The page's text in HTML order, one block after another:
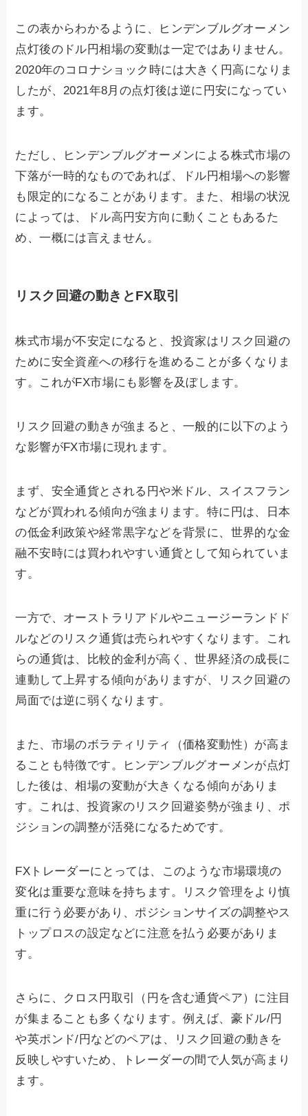
この表からわかるように、ヒンデンブルグオーメン
点灯後のドル円相場の変動は一定ではありません。
2020年のコロナショック時には大きく円高になりま
したが、2021年8月の点灯後は逆に円安になってい
ます。
ただし、ヒンデンブルグオーメンによる株式市場の
下落が一時的なものであれば、ドル円相場への影響
も限定的になることがあります。また、相場の状況
によっては、ドル高円安方向に動くこともあるた
め、一概には言えません。
リスク回避の動きとFX取引
株式市場が不安定になると、投資家はリスク回避の
ために安全資産への移行を進めることが多くなりま
す。これがFX市場にも影響を及ぼします。
リスク回避の動きが強まると、一般的に以下のよう
な影響がFX市場に現れます。
まず、安全通貨とされる円や米ドル、スイスフラン
などが買われる傾向が強まります。特に円は、日本
の低金利政策や経常黒字などを背景に、世界的な金
融不安時には買われやすい通貨として知られていま
す。
一方で、オーストラリアドルやニュージーランドド
ルなどのリスク通貨は売られやすくなります。これ
らの通貨は、比較的金利が高く、世界経済の成長に
連動して上昇する傾向がありますが、リスク回避の
局面では逆に弱くなります。
また、市場のボラティリティ（価格変動性）が高ま
ることも特徴です。ヒンデンブルグオーメンが点灯
した後は、相場の変動が大きくなる傾向がありま
す。これは、投資家のリスク回避姿勢が強まり、ポ
ジションの調整が活発になるためです。
FXトレーダーにとっては、このような市場環境の
変化は重要な意味を持ちます。リスク管理をより慎
重に行う必要があり、ポジションサイズの調整やス
トップロスの設定などに注意を払う必要がありま
す。
さらに、クロス円取引（円を含む通貨ペア）に注目
が集まることも多くなります。例えば、豪ドル/円
や英ポンド/円などのペアは、リスク回避の動きを
反映しやすいため、トレーダーの間で人気が高まり
ます。